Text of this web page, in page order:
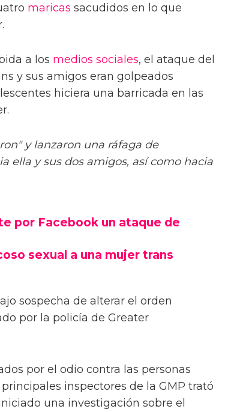
maricas sacudidos en lo que
a los medios sociales, el ataque del
y sus amigos eran golpeados
hiciera una barricada en las
y lanzaron una ráfaga de
ella y sus dos amigos, así como hacia
por Facebook un ataque de
sexual a una mujer trans
sospecha de alterar el orden
por la policía de Greater
por el odio contra las personas
inspectores de la GMP trató
una investigación sobre el